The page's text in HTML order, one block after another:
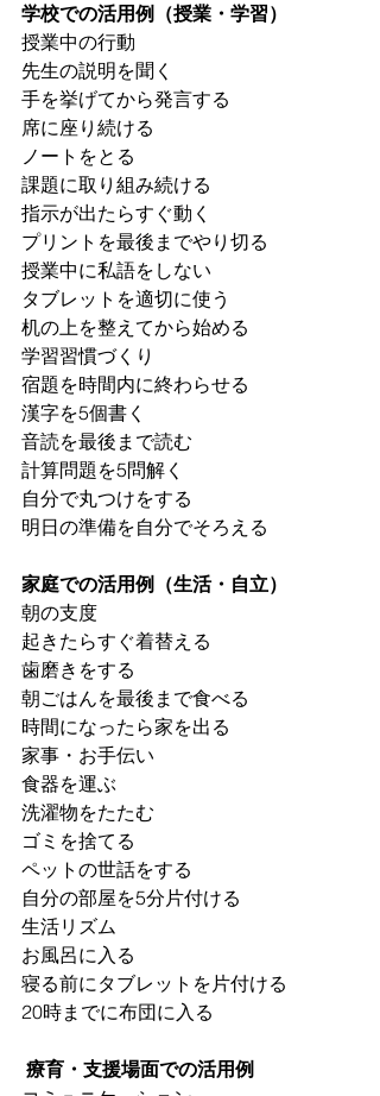
学校での活用例（授業・学習）
授業中の行動
先生の説明を聞く
手を挙げてから発言する
席に座り続ける
ノートをとる
課題に取り組み続ける
指示が出たらすぐ動く
プリントを最後までやり切る
授業中に私語をしない
タブレットを適切に使う
机の上を整えてから始める
学習習慣づくり
宿題を時間内に終わらせる
漢字を5個書く
音読を最後まで読む
計算問題を5問解く
自分で丸つけをする
明日の準備を自分でそろえる
家庭での活用例（生活・自立）
朝の支度
起きたらすぐ着替える
歯磨きをする
朝ごはんを最後まで食べる
時間になったら家を出る
家事・お手伝い
食器を運ぶ
洗濯物をたたむ
ゴミを捨てる
ペットの世話をする
自分の部屋を5分片付ける
生活リズム
お風呂に入る
寝る前にタブレットを片付ける
20時までに布団に入る
療育・支援場面での活用例